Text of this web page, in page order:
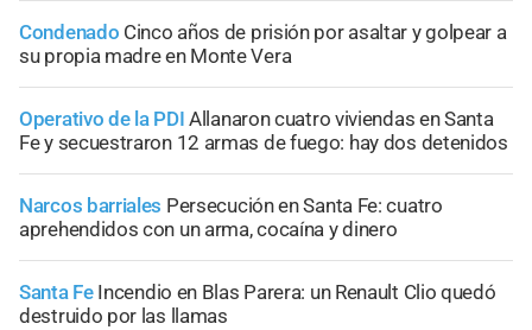
Condenado Cinco años de prisión por asaltar y golpear a
su propia madre en Monte Vera
Operativo de la PDI Allanaron cuatro viviendas en Santa
Fe y secuestraron 12 armas de fuego: hay dos detenidos
Narcos barriales Persecución en Santa Fe: cuatro
aprehendidos con un arma, cocaína y dinero
Santa Fe Incendio en Blas Parera: un Renault Clio quedó
destruido por las llamas